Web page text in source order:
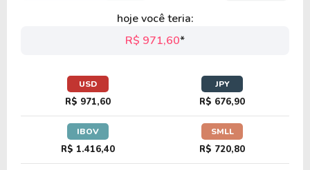
hoje você teria:
R$ 971,60*
USD
R$ 971,60
JPY
R$ 676,90
IBOV
R$ 1.416,40
SMLL
R$ 720,80